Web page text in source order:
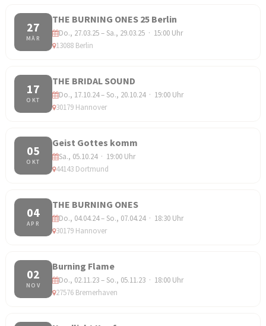
27
MÄR
THE BURNING ONES 25 Berlin
Do., 27.03.25 – Sa., 29.03.25 · 15:00 Uhr
13088 Berlin
17
OKT
THE BRIDAL SOUND
Do., 17.10.24 – So., 20.10.24 · 19:00 Uhr
30179 Hannover
05
OKT
Geist Gottes komm
Sa., 05.10.24 · 19:00 Uhr
44143 Dortmund
04
APR
THE BURNING ONES
Do., 04.04.24 – So., 07.04.24 · 18:30 Uhr
30179 Hannover
02
NOV
Burning Flame
Do., 02.11.23 – So., 05.11.23 · 18:00 Uhr
27576 Bremerhaven